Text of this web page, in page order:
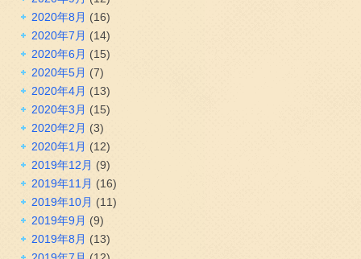
2020年8月 (16)
2020年7月 (14)
2020年6月 (15)
2020年5月 (7)
2020年4月 (13)
2020年3月 (15)
2020年2月 (3)
2020年1月 (12)
2019年12月 (9)
2019年11月 (16)
2019年10月 (11)
2019年9月 (9)
2019年8月 (13)